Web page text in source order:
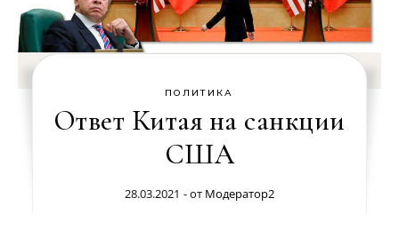
ПОЛИТИКА
Ответ Китая на санкции
США
28.03.2021 - от Модератор2